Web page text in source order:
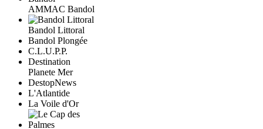
AMMAC Bandol
Bandol Littoral
Bandol Plongée
C.L.U.P.P.
Destination
Planete Mer
DestopNews
L'Atlantide
La Voile d'Or